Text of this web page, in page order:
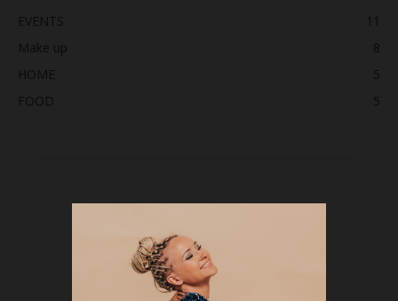
EVENTS
11
Make up
8
HOME
5
FOOD
5